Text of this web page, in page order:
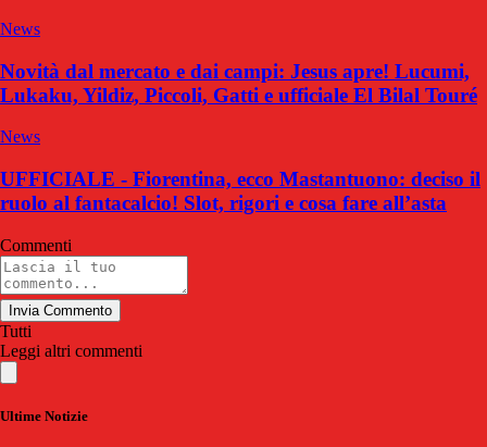
News
Novità dal mercato e dai campi: Jesus apre! Lucumi,
Lukaku, Yildiz, Piccoli, Gatti e ufficiale El Bilal Touré
News
UFFICIALE - Fiorentina, ecco Mastantuono: deciso il
ruolo al fantacalcio! Slot, rigori e cosa fare all’asta
Commenti
Invia Commento
Tutti
Leggi altri commenti
Ultime Notizie